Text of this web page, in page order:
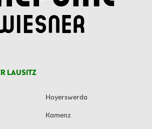
LAUSITZ
Hoyerswerda
Kamenz